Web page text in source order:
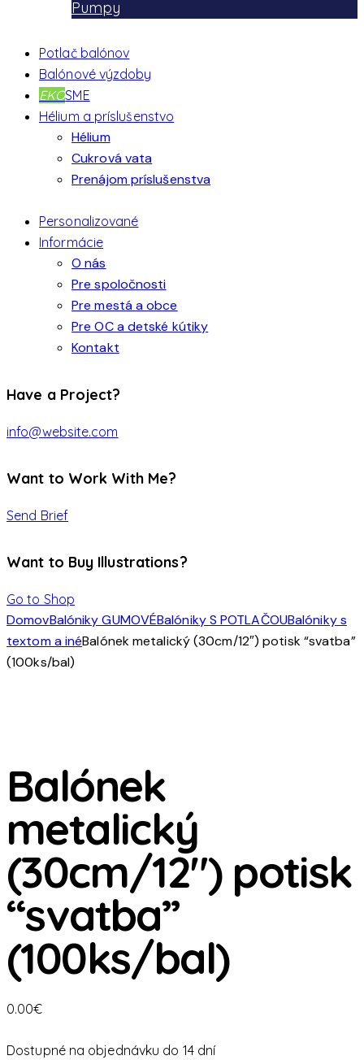
Pumpy
Potlač balónov
Balónové výzdoby
EKOSME
Hélium a príslušenstvo
Hélium
Cukrová vata
Prenájom príslušenstva
Personalizované
Informácie
O nás
Pre spoločnosti
Pre mestá a obce
Pre OC a detské kútiky
Kontakt
Have a Project?
info@website.com
Want to Work With Me?
Send Brief
Want to Buy Illustrations?
Go to Shop
DomovBalóniky GUMOVÉBalóniky S POTLAČOUBalóniky s
textom a inéBalónek metalický (30cm/12″) potisk “svatba”
(100ks/bal)
Balónek
metalický
(30cm/12″) potisk
“svatba”
(100ks/bal)
0.00€
Dostupné na objednávku do 14 dní